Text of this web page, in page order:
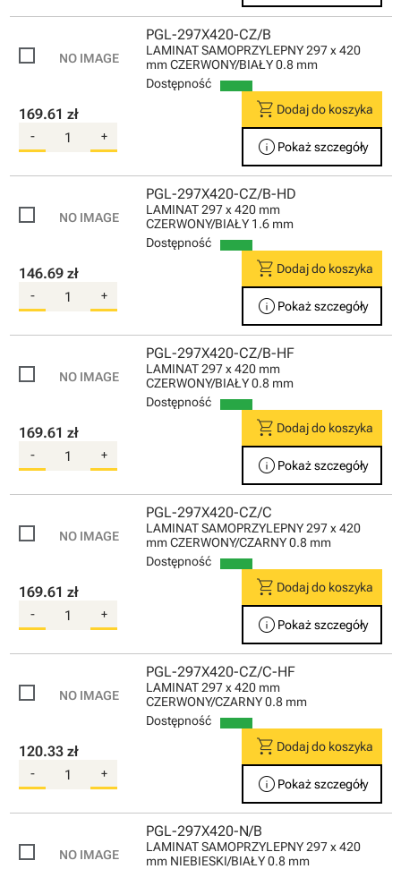
PGL-297X420-CZ/B
LAMINAT SAMOPRZYLEPNY 297 x 420
mm CZERWONY/BIAŁY 0.8 mm
Dostępność
169.61 zł
- +
shopping_cart Dodaj do koszyka
info Pokaż szczegóły
PGL-297X420-CZ/B-HD
LAMINAT 297 x 420 mm
CZERWONY/BIAŁY 1.6 mm
Dostępność
146.69 zł
- +
shopping_cart Dodaj do koszyka
info Pokaż szczegóły
PGL-297X420-CZ/B-HF
LAMINAT 297 x 420 mm
CZERWONY/BIAŁY 0.8 mm
Dostępność
169.61 zł
- +
shopping_cart Dodaj do koszyka
info Pokaż szczegóły
PGL-297X420-CZ/C
LAMINAT SAMOPRZYLEPNY 297 x 420
mm CZERWONY/CZARNY 0.8 mm
Dostępność
169.61 zł
- +
shopping_cart Dodaj do koszyka
info Pokaż szczegóły
PGL-297X420-CZ/C-HF
LAMINAT 297 x 420 mm
CZERWONY/CZARNY 0.8 mm
Dostępność
120.33 zł
- +
shopping_cart Dodaj do koszyka
info Pokaż szczegóły
PGL-297X420-N/B
LAMINAT SAMOPRZYLEPNY 297 x 420
mm NIEBIESKI/BIAŁY 0.8 mm